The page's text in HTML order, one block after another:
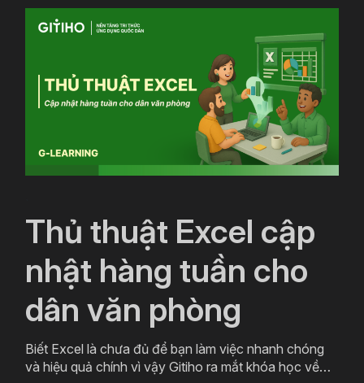
Thủ thuật Excel cập
nhật hàng tuần cho
dân văn phòng
Biết Excel là chưa đủ để bạn làm việc nhanh chóng
và hiệu quả chính vì vậy Gitiho ra mắt khóa học về